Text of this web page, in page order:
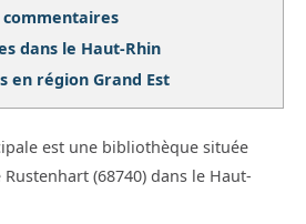
commentaires
dans le Haut-Rhin
en région Grand Est
est une bibliothèque située
(68740) dans le Haut-